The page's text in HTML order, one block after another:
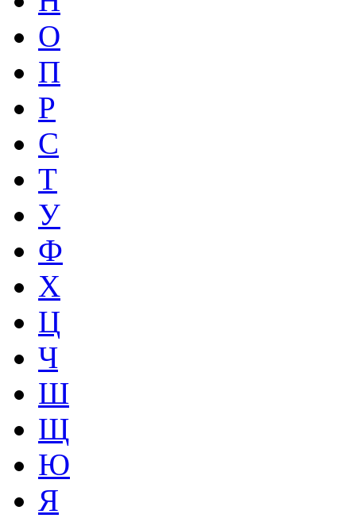
О
П
Р
С
Т
У
Ф
Х
Ц
Ч
Ш
Щ
Ю
Я